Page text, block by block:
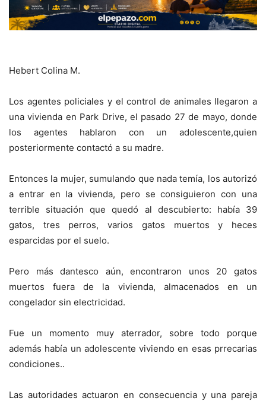
Hebert Colina M.
Los agentes policiales y el control de animales llegaron a
una vivienda en Park Drive, el pasado 27 de mayo, donde
los agentes hablaron con un adolescente,quien
posteriormente contactó a su madre.
Entonces la mujer, sumulando que nada temía, los autorizó
a entrar en la vivienda, pero se consiguieron con una
terrible situación que quedó al descubierto: había 39
gatos, tres perros, varios gatos muertos y heces
esparcidas por el suelo.
Pero más dantesco aún, encontraron unos 20 gatos
muertos fuera de la vivienda, almacenados en un
congelador sin electricidad.
Fue un momento muy aterrador, sobre todo porque
además había un adolescente viviendo en esas prrecarias
condiciones..
Las autoridades actuaron en consecuencia y una pareja